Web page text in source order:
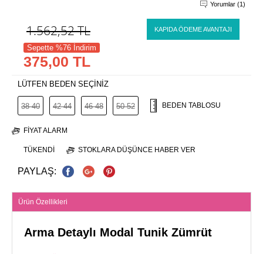
Yorumlar (1)
1.562,52TL KAPIDA ÖDEME AVANTAJI
Sepette %76 İndirim
375,00 TL
LÜTFEN BEDEN SEÇİNİZ
38-40 42-44 46-48 50-52 BEDEN TABLOSU
FIYAT ALARM
TÜKENDI STOKLARA DÜŞÜNCE HABER VER
PAYLAŞ:
Ürün Özellikleri
Arma Detaylı Modal Tunik Zümrüt